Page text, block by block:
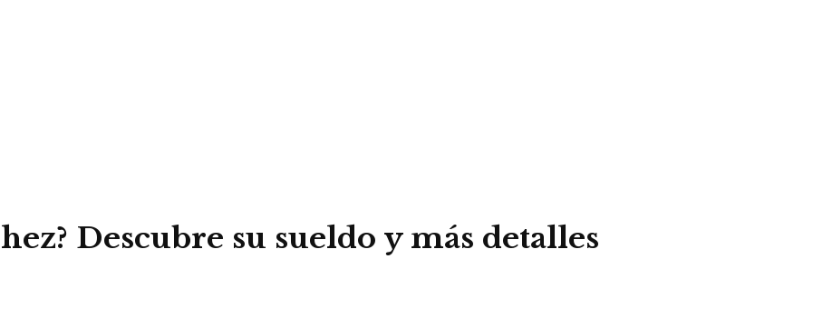
Descubre su sueldo y más detalles